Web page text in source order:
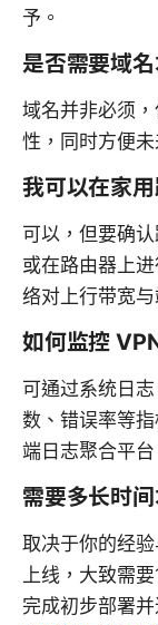
予。
是否需要域
域名并非必须
性，同时方便
我可以在家
可以，但要确
或在路由器上
络对上行带宽
如何监控
可通过系统日
数、错误率等
端日志聚合平
需要多长时
取决于你的经
上线，大致需
完成初步部署并